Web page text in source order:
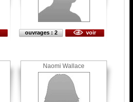
ouvrages : 2 voir
Naomi Wallace